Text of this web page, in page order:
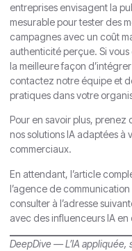
entreprises envisagent la
mesurable pour tester des
campagnes avec un coût
authenticité perçue. Si
la meilleure façon
contactez notre équipe et
pratiques dans votre
Pour en savoir plus,
nos solutions IA adaptées à
commerciaux.
En attendant, l’article
l’agence de
consulter à l’adresse
avec des influenceurs IA
DeepDive — L’IA